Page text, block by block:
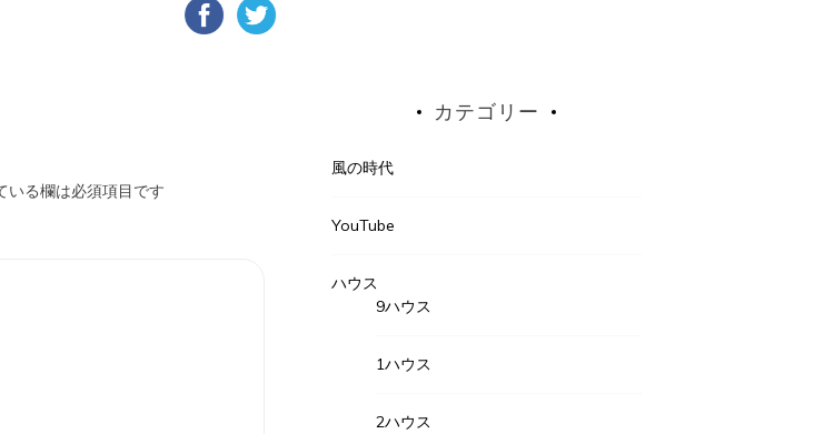
いる欄は必須項目です
カテゴリー
風の時代
YouTube
ハウス
9ハウス
1ハウス
2ハウス